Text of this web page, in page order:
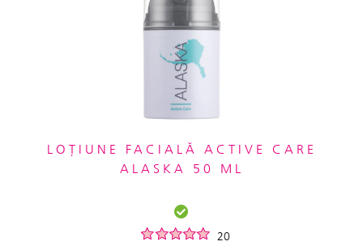
LOȚIUNE FACIALĂ ACTIVE CARE
ALASKA 50 ML
20